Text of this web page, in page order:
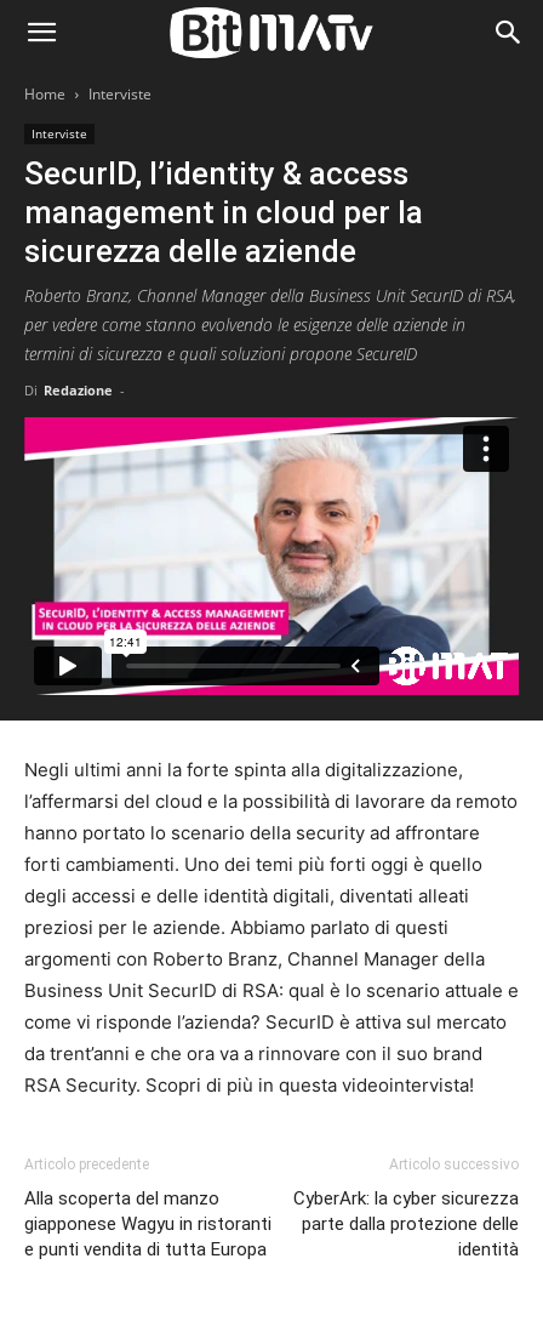
Home Interviste
Interviste
SecurID, l’identity & access
management in cloud per la
sicurezza delle aziende
Roberto Branz, Channel Manager della Business Unit SecurID di RSA,
per vedere come stanno evolvendo le esigenze delle aziende in
termini di sicurezza e quali soluzioni propone SecureID
Di Redazione -
Negli ultimi anni la forte spinta alla digitalizzazione,
l’affermarsi del cloud e la possibilità di lavorare da remoto
hanno portato lo scenario della security ad affrontare
forti cambiamenti. Uno dei temi più forti oggi è quello
degli accessi e delle identità digitali, diventati alleati
preziosi per le aziende. Abbiamo parlato di questi
argomenti con Roberto Branz, Channel Manager della
Business Unit SecurID di RSA: qual è lo scenario attuale e
come vi risponde l’azienda? SecurID è attiva sul mercato
da trent’anni e che ora va a rinnovare con il suo brand
RSA Security. Scopri di più in questa videointervista!
Articolo precedente
Alla scoperta del manzo
giapponese Wagyu in ristoranti
e punti vendita di tutta Europa
Articolo successivo
CyberArk: la cyber sicurezza
parte dalla protezione delle
identità